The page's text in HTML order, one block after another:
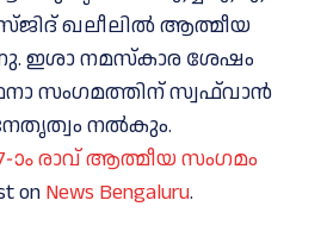
ഖലീലിൽ ആത്മീയ
ഇശാ നമസ്കാര ശേഷം
സംഗമത്തിന് സ്വഫ്‌വാൻ
നൽകും.
ാം രാവ് ആത്മീയ സംഗമം
on News Bengaluru.